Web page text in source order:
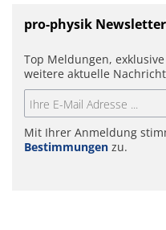
pro-physik
Top Meldungen,
weitere aktuelle
Mit Ihrer Anmeldung
Bestimmungen zu.